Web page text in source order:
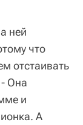
ней
что
отстаивать
Она
и
А